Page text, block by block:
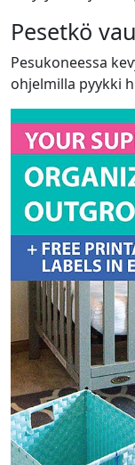
Pesetkö
Pesukoneessa
ohjelmilla pyykki